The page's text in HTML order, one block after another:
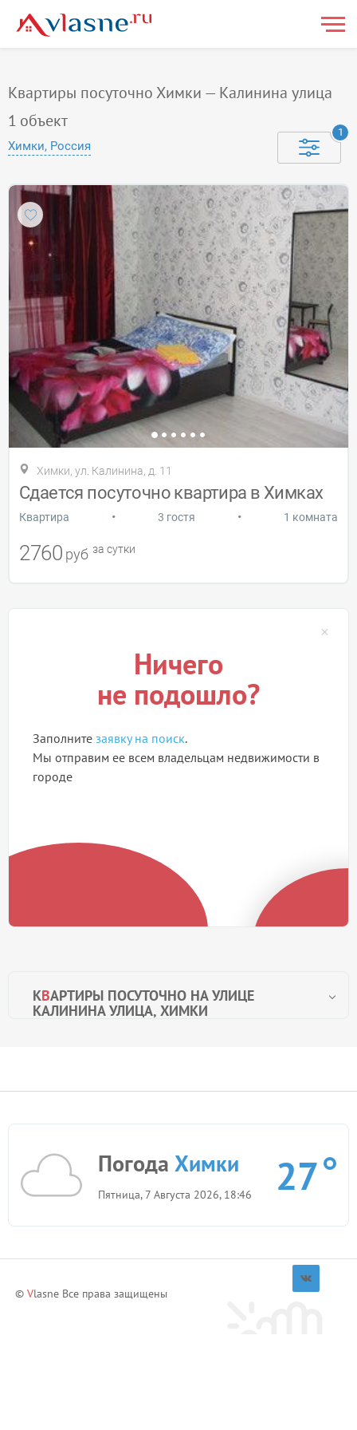
Квартиры посуточно Химки — Калинина улица
1 объект
Химки, Россия
1
КВАРТИРЫ ПОСУТОЧНО НА УЛИЦЕ
КАЛИНИНА УЛИЦА, ХИМКИ
Химки, ул. Калинина, д. 11
Сдается посуточно квартира в Химках
Квартира • 3 гостя • 1 комната
2760 руб за сутки
Ничего
не подошло?
Заполните заявку на поиск.
Мы отправим ее всем владельцам недвижимости в
городе
Погода Химки
Пятница, 7 Августа 2026, 18:46 27
© Vlasne Все права защищены